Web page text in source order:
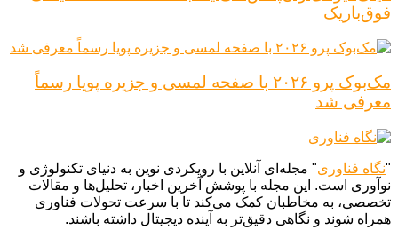
فوق‌باریک
مک‌بوک پرو ۲۰۲۶ با صفحه لمسی و جزیره پویا رسماً
معرفی شد
"نگاه فناوری" مجله‌ای آنلاین با رویکردی نوین به دنیای تکنولوژی و
نوآوری است. این مجله با پوشش آخرین اخبار، تحلیل‌ها و مقالات
تخصصی، به مخاطبان کمک می‌کند تا با سرعت تحولات فناوری
همراه شوند و نگاهی دقیق‌تر به آینده دیجیتال داشته باشند.